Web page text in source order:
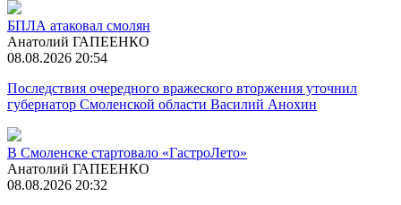
БПЛА атаковал смолян
Анатолий ГАПЕЕНКО
08.08.2026 20:54
Последствия очередного вражеского вторжения уточнил
губернатор Смоленской области Василий Анохин
В Смоленске стартовало «ГастроЛето»
Анатолий ГАПЕЕНКО
08.08.2026 20:32